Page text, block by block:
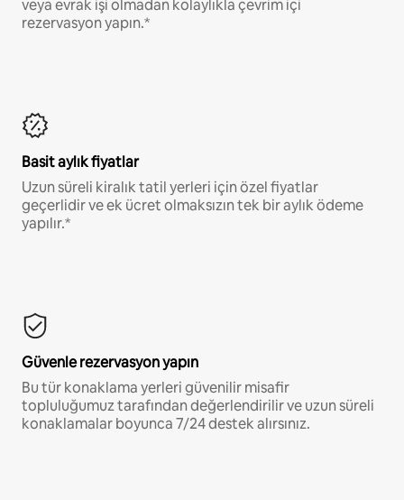
veya evrak işi olmadan kolaylıkla çevrim içi
rezervasyon yapın.*
Basit aylık fiyatlar
Uzun süreli kiralık tatil yerleri için özel fiyatlar
geçerlidir ve ek ücret olmaksızın tek bir aylık ödeme
yapılır.*
Güvenle rezervasyon yapın
Bu tür konaklama yerleri güvenilir misafir
topluluğumuz tarafından değerlendirilir ve uzun süreli
konaklamalar boyunca 7/24 destek alırsınız.